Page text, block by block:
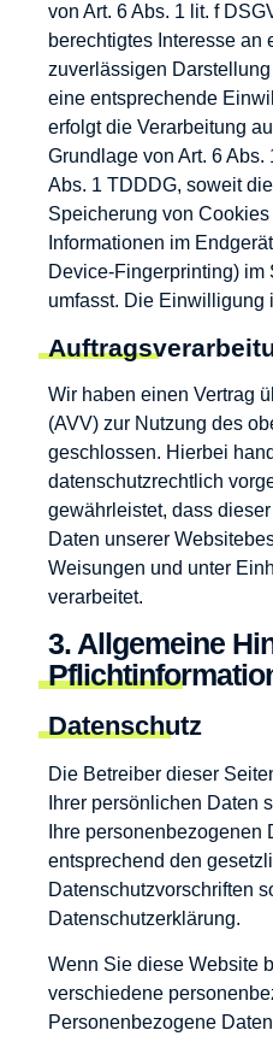
von Art. 6 Abs. 1 lit. f
berechtigtes Interesse an
zuverlässigen
eine entsprechende
erfolgt die Verarbeitung
Grundlage von Art. 6
Abs. 1 TDDDG, soweit
Speicherung von
Informationen im
Device-Fingerprinting) im
umfasst. Die Einwilligung
Wir haben einen Vertrag
(AVV) zur Nutzung des
geschlossen. Hierbei
datenschutzrechtlich
gewährleistet, dass
Daten unserer
Weisungen und unter
verarbeitet.
3. Allgemeine
Datenschutz
Die Betreiber dieser
Ihrer persönlichen Daten
Ihre personenbezogenen
entsprechend den
Datenschutzvorschriften
Datenschutzerklärung.
Wenn Sie diese Website
verschiedene
Personenbezogene